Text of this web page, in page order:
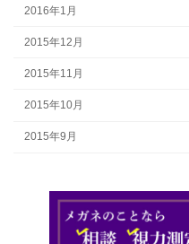
2016年1月
2015年12月
2015年11月
2015年10月
2015年9月